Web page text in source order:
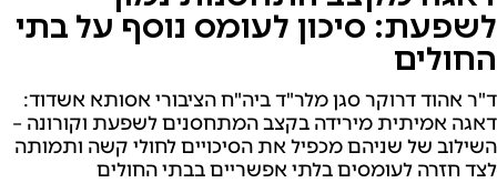
לשפעת: סיכון לעומס נוסף על בתי
החולים
ד"ר אהוד דרוקר סגן מלר"ד ביה"ח הציבורי אסותא אשדוד:
דאגה אמיתית מירידה בקצב המתחסנים לשפעת וקורונה –
השילוב של שניהם מכפיל את הסיכויים לחולי קשה ותמותה
לצד חזרה לעומסים בלתי אפשריים בבתי החולים